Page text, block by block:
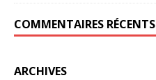
COMMENTAIRES RÉCENTS
ARCHIVES